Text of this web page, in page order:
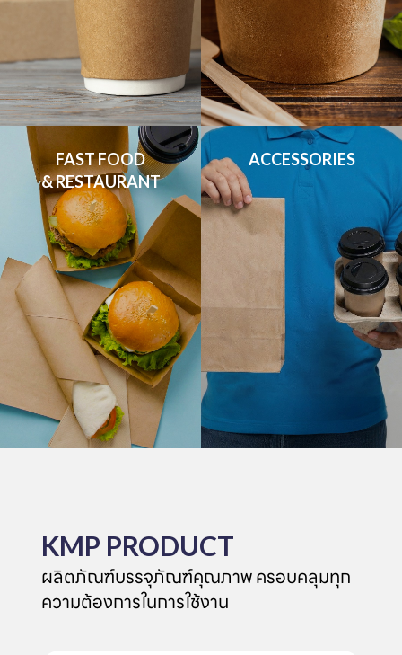
FAST FOOD
& RESTAURANT
ACCESSORIES
KMP PRODUCT
ผลิตภัณฑ์บรรจุภัณฑ์คุณภาพ ครอบคลุมทุก
ความต้องการในการใช้งาน